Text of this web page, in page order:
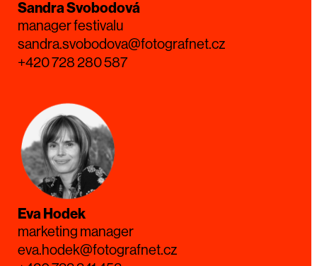
Sandra Svobodová
manager festivalu
sandra.svobodova@fotografnet.cz
+420 728 280 587
Eva Hodek
marketing manager
eva.hodek@fotografnet.cz